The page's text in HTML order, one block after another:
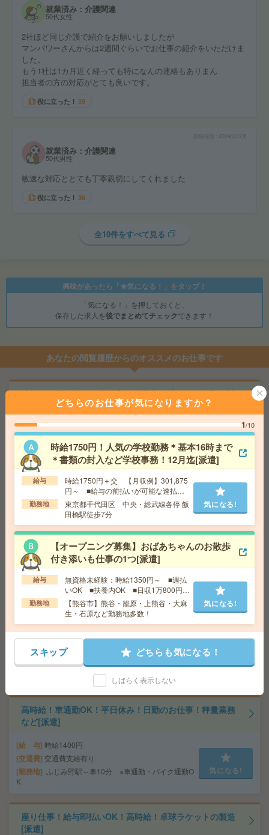
就業済み：介護関連
50代女性
2社ほど同じ介護で紹介をお願いしましたが
マンパワーさんからは2週間ぐらいでお仕事の紹介をいただけま
した。
もう1社は1カ月近く経っても特になんの連絡もありまん
担当者の方の対応がとても良いです。
役に立った！ 59
2024年07月
就業済み：介護関連
50代男性
敏速な対応ととても丁寧親切にしてくれました
役に立った！ 36
全10件をすべて見る
興味があったら「★気になる！」をタップ！
「気になる！」を押しておくと、
保存した求人を後でまとめてチェックできます！
あなたの閲覧履歴からのオススメのお仕事です
時給1750円！人気の学校勤務＊基本16時まで＊書類の封
入など学校事務！12月迄[派遣]
給 与 時給1750円＋交 【月収例】301,875円～ ■
給与の前払いが可能な速払いサービスあり
交通費 交通費支給あり
勤務地
東京都千代田区 中央・総武線各停 飯田橋駅
徒歩7分
気になる!
【オープニング募集】おばあちゃんのお散歩付き添いも
仕事の1つ[派遣]
給 与
無資格未経験：時給1350円～ ■週払いOK
■扶養内OK ■日収1万800円以上
交通費 交通費全額支給
勤務地 【熊谷市】熊谷・籠原・上熊谷・大麻生・石
原など勤務地多数！
＼来社不要／単発1日OK＊チラシの仕分け[派遣]
給 与 時給1,200円～1,625円
勤務地 【甲府市】甲府駅・南甲府駅・酒折駅・金手
駅・善光寺駅など勤務地多数！
気になる!
高時給！車通勤OK！平日休み！日勤のお仕事！秤量業務
など[派遣]
給 与 時給1400円
交通費 交通費支給有り
勤務地
ふじみ野駅～車10分 ※車通勤・バイク通勤O
K
気になる!
座り仕事！給与即払いOK！高時給！卓球ラケットの製造
[派遣]
どちらのお仕事が気になりますか？
1/10
時給1750円！人気の学校勤務＊基本16時まで
＊書類の封入など学校事務！12月迄[派遣]
給与
時給1750円＋交 【月収例】301,875
円～ ■給与の前払いが可能な速払い
サービスあり
勤務地
東京都千代田区 中央・総武線各停 飯
田橋駅徒歩7分
気になる!
【オープニング募集】おばあちゃんのお散歩
付き添いも仕事の1つ[派遣]
給与
無資格未経験：時給1350円～ ■週払
いOK ■扶養内OK ■日収1万800円以
上
勤務地
【熊谷市】熊谷・籠原・上熊谷・大麻
生・石原など勤務地多数！
気になる!
スキップ どちらも気になる！
しばらく表示しない